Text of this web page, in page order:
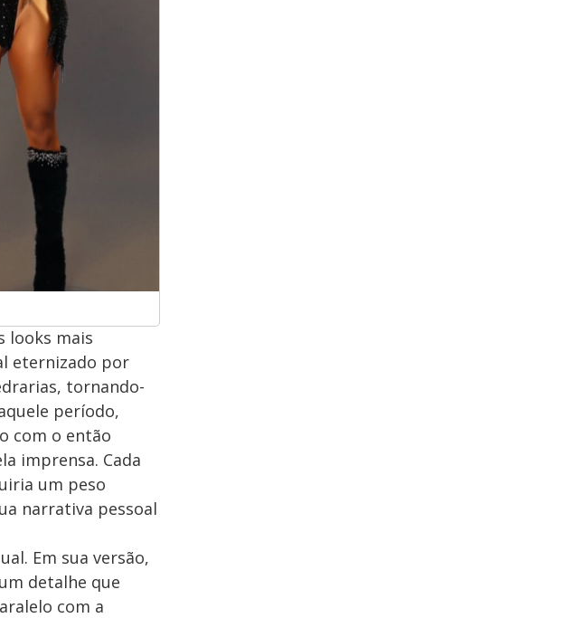
looks mais
eternizado por
tornando-
período,
com o então
imprensa. Cada
um peso
narrativa pessoal
Em sua versão,
detalhe que
com a